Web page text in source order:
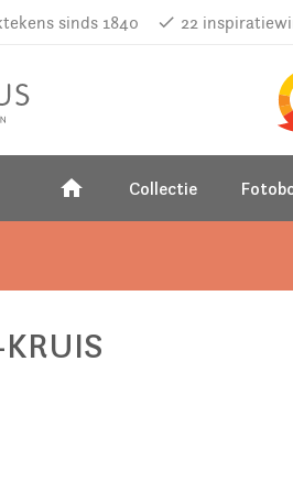
sinds 1840 done 22
home Collectie